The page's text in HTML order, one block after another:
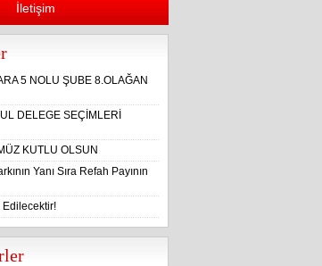
İletişim
5 NOLU ŞUBE 8.OLAĞAN
DELEGE SEÇİMLERİ
KUTLU OLSUN
Yanı Sıra Refah Payının
Edilecektir!